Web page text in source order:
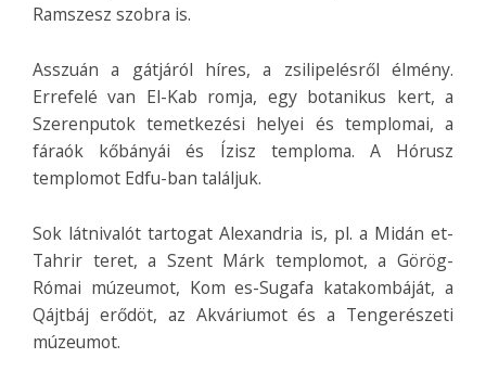
Ramszesz szobra is.
Asszuán a gátjáról híres, a zsilipelésről élmény.
Errefelé van El-Kab romja, egy botanikus kert, a
Szerenputok temetkezési helyei és templomai, a
fáraók kőbányái és Ízisz temploma. A Hórusz
templomot Edfu-ban találjuk.
Sok látnivalót tartogat Alexandria is, pl. a Midán et-
Tahrir teret, a Szent Márk templomot, a Görög-
Római múzeumot, Kom es-Sugafa katakombáját, a
Qájtbáj erődöt, az Akváriumot és a Tengerészeti
múzeumot.